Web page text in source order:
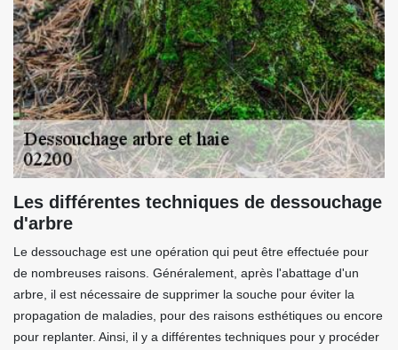
Les différentes techniques de dessouchage
d'arbre
Le dessouchage est une opération qui peut être effectuée pour
de nombreuses raisons. Généralement, après l'abattage d'un
arbre, il est nécessaire de supprimer la souche pour éviter la
propagation de maladies, pour des raisons esthétiques ou encore
pour replanter. Ainsi, il y a différentes techniques pour y procéder